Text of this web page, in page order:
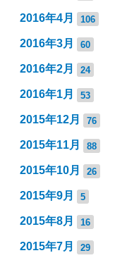
2016年4月 106
2016年3月 60
2016年2月 24
2016年1月 53
2015年12月 76
2015年11月 88
2015年10月 26
2015年9月 5
2015年8月 16
2015年7月 29